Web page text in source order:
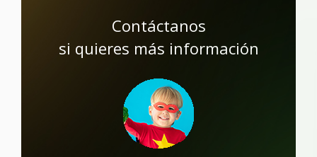
Contáctanos
si quieres más información